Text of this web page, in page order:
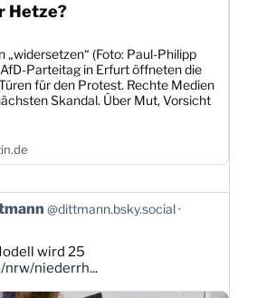
Hetze?
„widersetzen“ (Foto: Paul-Philipp
Parteitag in Erfurt öffneten die
für den Protest. Rechte Medien
Skandal. Über Mut, Vorsicht
@dittmann.bsky.social
wird 25
nrw/niederrh...